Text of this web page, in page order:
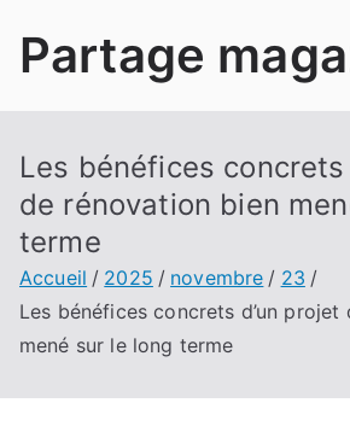
Partage
Les bénéfices concrets
de rénovation bien
terme
Accueil 2025 novembre
23
Les bénéfices concrets d’un
mené sur le long terme